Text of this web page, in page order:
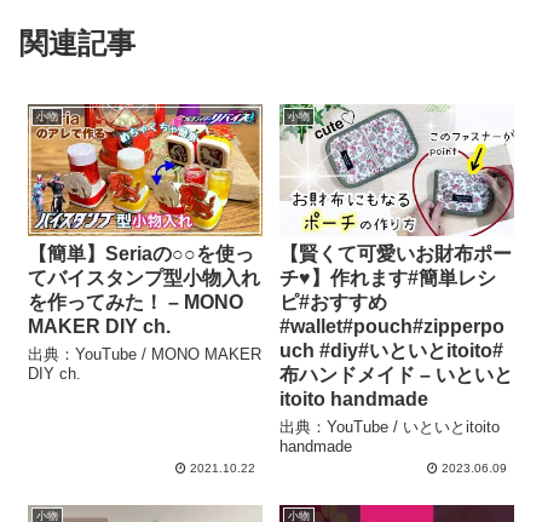
関連記事
小物
【簡単】Seriaの○○を使っ
てバイスタンプ型小物入れ
を作ってみた！ – MONO
MAKER DIY ch.
出典：YouTube / MONO MAKER
DIY ch.
2021.10.22
小物
【賢くて可愛いお財布ポー
チ♥️】作れます#簡単レシ
ピ#おすすめ
#wallet#pouch#zipperpo
uch #diy#いといとitoito#
布ハンドメイド – いといと
itoito handmade
出典：YouTube / いといとitoito
handmade
2023.06.09
小物 小物